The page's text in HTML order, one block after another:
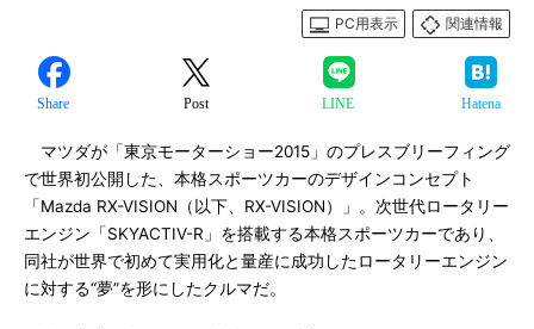
PC用表示
関連情報
Share Post LINE Hatena
マツダが「東京モーターショー2015」のプレスブリーフィング
で世界初公開した、本格スポーツカーのデザインコンセプト
「Mazda RX-VISION（以下、RX-VISION）」。次世代ロータリー
エンジン「SKYACTIV-R」を搭載する本格スポーツカーであり、
同社が世界で初めて実用化と量産に成功したロータリーエンジン
に対する“夢”を形にしたクルマだ。